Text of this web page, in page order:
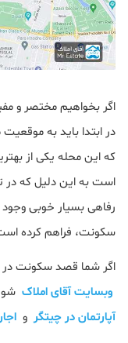
اگر بخواهیم مختصر و
در ابتدا باید به
که این محله یکی از
است به این دلیل که در
رفاهی بسیار خوبی وجود
سکونت، فراهم کرده
اگر شما قصد سکونت در
وبسایت آقای املاک
آپارتمان در چیتگر و